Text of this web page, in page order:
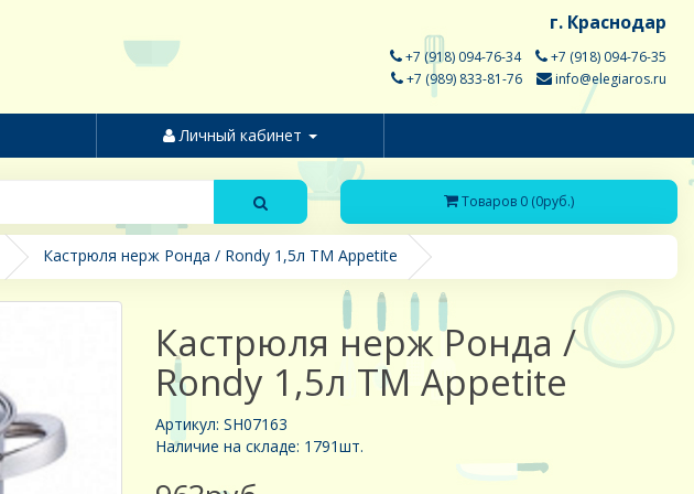
г. Краснодар
+7 (918) 094-76-34
+7 (918) 094-76-35
+7 (989) 833-81-76
info@elegiaros.ru
Личный кабинет
Товаров 0 (0руб.)
Кастрюля нерж Ронда / Rondy 1,5л ТМ Appetite
Кастрюля нерж Ронда /
Rondy 1,5л ТМ Appetite
Артикул: SH07163
Наличие на складе: 1791шт.